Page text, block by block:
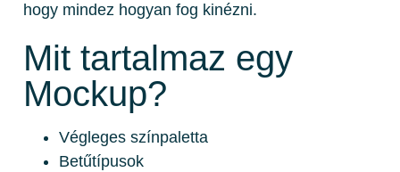
hogy mindez hogyan fog kinézni.
Mit tartalmaz egy
Mockup?
Végleges színpaletta
Betűtípusok